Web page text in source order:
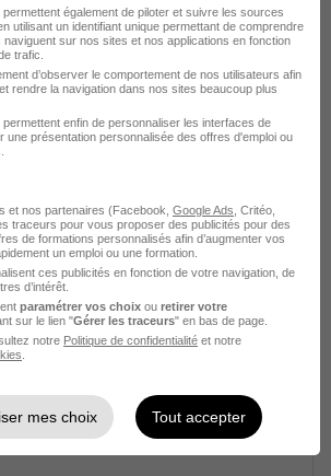
Municipale - Mairie de
Perray H/F
- 91 Fonctionnaire
il y a 1 jour
- Fontainebleau H/F
également de piloter et suivre les sources
utilisant un identifiant unique permettant de comprendre
sur nos sites et nos applications en fonction
trafic.
d’observer le comportement de nos utilisateurs afin
rendre la navigation dans nos sites beaucoup plus
enfin de personnaliser les interfaces de
une présentation personnalisée des offres d'emploi ou
et nos partenaires (Facebook, Google Ads , Critéo,
traceurs pour vous proposer des publicités pour des
de formations personnalisés afin d’augmenter vos
un emploi ou une formation.
ces publicités en fonction de votre navigation, de
d’intérêt.
paramétrer vos choix ou retirer votre
sur le lien "Gérer les traceurs" en bas de page.
notre Politique de confidentialité et notre
mes choix Tout accepter